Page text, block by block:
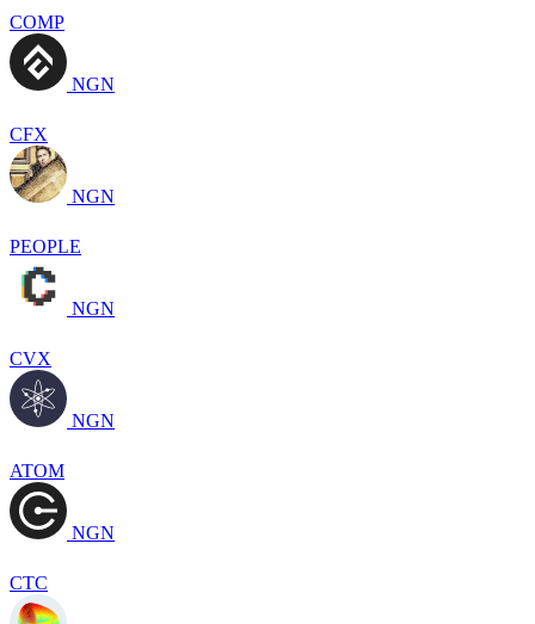
COMP
NGN
CFX
NGN
PEOPLE
NGN
CVX
NGN
ATOM
NGN
CTC